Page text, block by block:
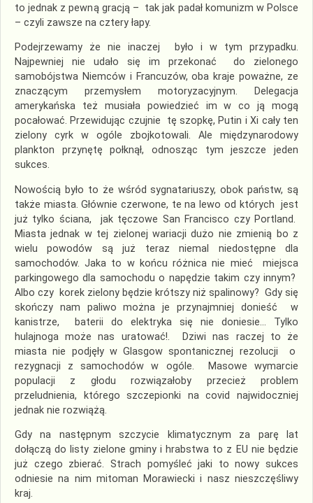
to jednak z pewną gracją – tak jak padał komunizm w Polsce
– czyli zawsze na cztery łapy.
Podejrzewamy że nie inaczej było i w tym przypadku.
Najpewniej nie udało się im przekonać do zielonego
samobójstwa Niemców i Francuzów, oba kraje poważne, ze
znaczącym przemysłem motoryzacyjnym. Delegacja
amerykańska też musiała powiedzieć im w co ją mogą
pocałować. Przewidując czujnie tę szopkę, Putin i Xi cały ten
zielony cyrk w ogóle zbojkotowali. Ale międzynarodowy
plankton przynętę połknął, odnosząc tym jeszcze jeden
sukces.
Nowością było to że wśród sygnatariuszy, obok państw, są
także miasta. Głównie czerwone, te na lewo od których jest
już tylko ściana, jak tęczowe San Francisco czy Portland.
Miasta jednak w tej zielonej wariacji dużo nie zmienią bo z
wielu powodów są już teraz niemal niedostępne dla
samochodów. Jaka to w końcu różnica nie mieć miejsca
parkingowego dla samochodu o napędzie takim czy innym?
Albo czy korek zielony będzie krótszy niż spalinowy? Gdy się
skończy nam paliwo można je przynajmniej donieść w
kanistrze, baterii do elektryka się nie doniesie… Tylko
hulajnoga może nas uratować!. Dziwi nas raczej to że
miasta nie podjęły w Glasgow spontanicznej rezolucji o
rezygnacji z samochodów w ogóle. Masowe wymarcie
populacji z głodu rozwiązałoby przecież problem
przeludnienia, którego szczepionki na covid najwidoczniej
jednak nie rozwiążą.
Gdy na następnym szczycie klimatycznym za parę lat
dołączą do listy zielone gminy i hrabstwa to z EU nie będzie
już czego zbierać. Strach pomyśleć jaki to nowy sukces
odniesie na nim mitoman Morawiecki i nasz nieszczęśliwy
kraj.